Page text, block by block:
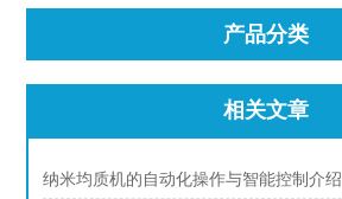
产品分类
相关文章
纳米均质机的自动化操作与智能控制介绍